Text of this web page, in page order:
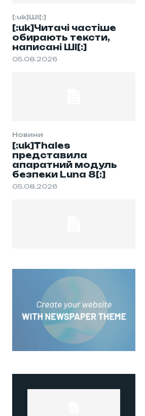
[:uk]ШІ[:]
[:uk]Читачі частіше
обирають тексти,
написані ШІ[:]
05.08.2026
Новини
[:uk]Thales
представила
апаратний модуль
безпеки Luna 8[:]
05.08.2026